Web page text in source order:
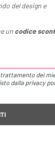
del design e
un codice
dei
dalla privacy